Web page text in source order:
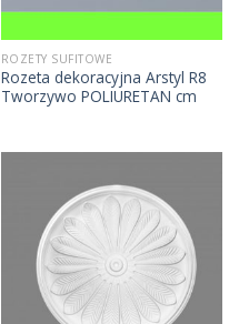
ROZETY SUFITOWE
Rozeta dekoracyjna Arstyl R8
Tworzywo POLIURETAN cm